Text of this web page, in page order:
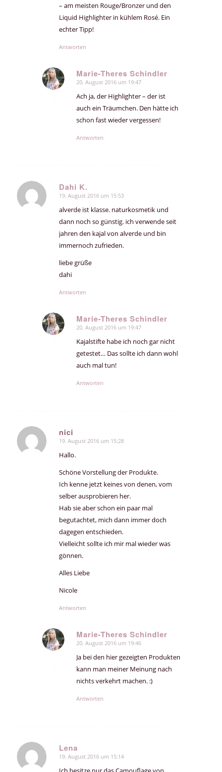
– am meisten Rouge/Bronzer und den
Liquid Highlighter in kühlem Rosé. Ein
echter Tipp!
Antworten
Marie-Theres Schindler
sagte:
20. August 2016 um 19:47
Ach ja, der Highlighter – der ist
auch ein Träumchen. Den hätte ich
schon fast wieder vergessen!
Antworten
Dahi K.
sagte:
19. August 2016 um 15:53
alverde ist klasse. naturkosmetik und
dann noch so günstig. ich verwende seit
jahren den kajal von alverde und bin
immernoch zufrieden.
liebe grüße
dahi
Antworten
Marie-Theres Schindler
sagte:
20. August 2016 um 19:47
Kajalstifte habe ich noch gar nicht
getestet… Das sollte ich dann wohl
auch mal tun!
Antworten
nici
sagte:
19. August 2016 um 15:28
Hallo.
Schöne Vorstellung der Produkte.
Ich kenne jetzt keines von denen, vom
selber ausprobieren her.
Hab sie aber schon ein paar mal
begutachtet, mich dann immer doch
dagegen entschieden.
Vielleicht sollte ich mir mal wieder was
gönnen.
Alles Liebe
Nicole
Antworten
Marie-Theres Schindler
sagte:
20. August 2016 um 19:46
Ja bei den hier gezeigten Produkten
kann man meiner Meinung nach
nichts verkehrt machen. :)
Antworten
Lena
sagte:
19. August 2016 um 15:14